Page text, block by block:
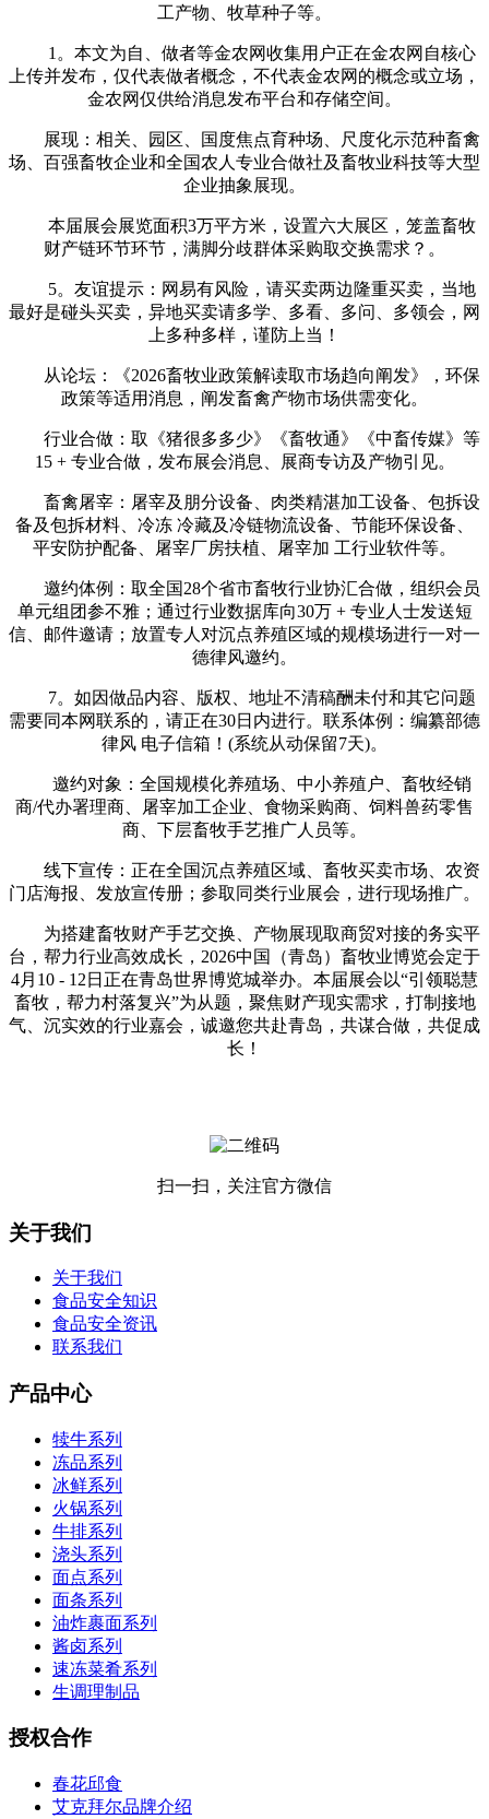
工产物、牧草种子等。
1。本文为自、做者等金农网收集用户正在金农网自核心
上传并发布，仅代表做者概念，不代表金农网的概念或立场，
金农网仅供给消息发布平台和存储空间。
展现：相关、园区、国度焦点育种场、尺度化示范种畜禽
场、百强畜牧企业和全国农人专业合做社及畜牧业科技等大型
企业抽象展现。
本届展会展览面积3万平方米，设置六大展区，笼盖畜牧
财产链环节环节，满脚分歧群体采购取交换需求？。
5。友谊提示：网易有风险，请买卖两边隆重买卖，当地
最好是碰头买卖，异地买卖请多学、多看、多问、多领会，网
上多种多样，谨防上当！
从论坛：《2026畜牧业政策解读取市场趋向阐发》，环保
政策等适用消息，阐发畜禽产物市场供需变化。
行业合做：取《猪很多多少》《畜牧通》《中畜传媒》等
15 + 专业合做，发布展会消息、展商专访及产物引见。
畜禽屠宰：屠宰及朋分设备、肉类精湛加工设备、包拆设
备及包拆材料、冷冻 冷藏及冷链物流设备、节能环保设备、
平安防护配备、屠宰厂房扶植、屠宰加 工行业软件等。
邀约体例：取全国28个省市畜牧行业协汇合做，组织会员
单元组团参不雅；通过行业数据库向30万 + 专业人士发送短
信、邮件邀请；放置专人对沉点养殖区域的规模场进行一对一
德律风邀约。
7。如因做品内容、版权、地址不清稿酬未付和其它问题
需要同本网联系的，请正在30日内进行。联系体例：编纂部德
律风 电子信箱！(系统从动保留7天)。
邀约对象：全国规模化养殖场、中小养殖户、畜牧经销
商/代办署理商、屠宰加工企业、食物采购商、饲料兽药零售
商、下层畜牧手艺推广人员等。
线下宣传：正在全国沉点养殖区域、畜牧买卖市场、农资
门店海报、发放宣传册；参取同类行业展会，进行现场推广。
为搭建畜牧财产手艺交换、产物展现取商贸对接的务实平
台，帮力行业高效成长，2026中国（青岛）畜牧业博览会定于
4月10 - 12日正在青岛世界博览城举办。本届展会以“引领聪慧
畜牧，帮力村落复兴”为从题，聚焦财产现实需求，打制接地
气、沉实效的行业嘉会，诚邀您共赴青岛，共谋合做，共促成
长！
扫一扫，关注官方微信
关于我们
关于我们
食品安全知识
食品安全资讯
联系我们
产品中心
犊牛系列
冻品系列
冰鲜系列
火锅系列
牛排系列
浇头系列
面点系列
面条系列
油炸裹面系列
酱卤系列
速冻菜肴系列
生调理制品
授权合作
春花邱食
艾克拜尔品牌介绍